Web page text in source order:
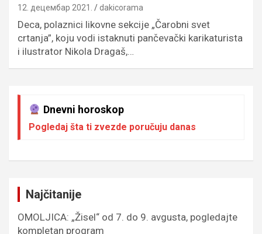
12. децембар 2021. dakicorama
Deca, polaznici likovne sekcije „Čarobni svet
crtanja”, koju vodi istaknuti pančevački karikaturista
i ilustrator Nikola Dragaš,…
Dnevni horoskop
Pogledaj šta ti zvezde poručuju danas
Najčitanije
OMOLJICA: „Žisel“ od 7. do 9. avgusta, pogledajte
kompletan program